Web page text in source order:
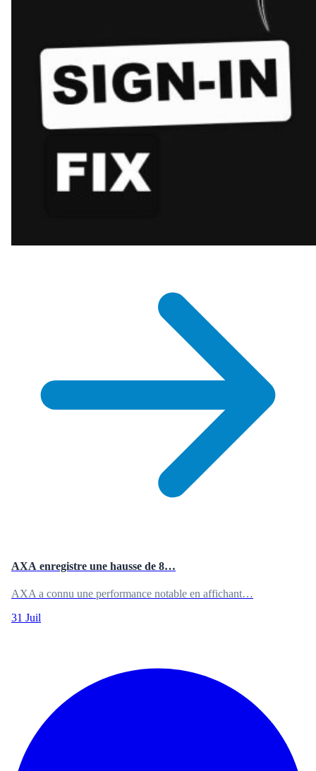
AXA enregistre une hausse de 8…
AXA a connu une performance notable en affichant…
31 Juil